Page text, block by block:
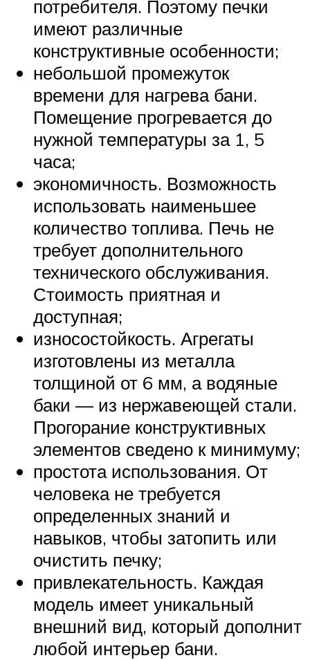
потребителя. Поэтому печки
имеют различные
конструктивные особенности;
небольшой промежуток
времени для нагрева бани.
Помещение прогревается до
нужной температуры за 1, 5
часа;
экономичность. Возможность
использовать наименьшее
количество топлива. Печь не
требует дополнительного
технического обслуживания.
Стоимость приятная и
доступная;
износостойкость. Агрегаты
изготовлены из металла
толщиной от 6 мм, а водяные
баки — из нержавеющей стали.
Прогорание конструктивных
элементов сведено к минимуму;
простота использования. От
человека не требуется
определенных знаний и
навыков, чтобы затопить или
очистить печку;
привлекательность. Каждая
модель имеет уникальный
внешний вид, который дополнит
любой интерьер бани.